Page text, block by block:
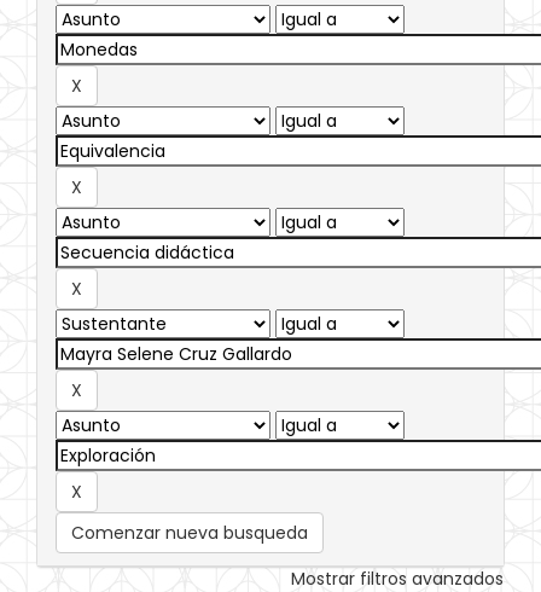
Comenzar nueva busqueda
Mostrar filtros avanzados